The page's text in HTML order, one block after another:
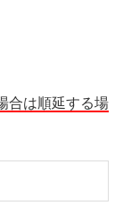
合は順延する場